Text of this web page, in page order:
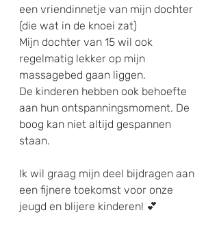
een vriendinnetje van mijn dochter
(die wat in de knoei zat)
Mijn dochter van 15 wil ook
regelmatig lekker op mijn
massagebed gaan liggen.
De kinderen hebben ook behoefte
aan hun ontspanningsmoment. De
boog kan niet altijd gespannen
staan.
Ik wil graag mijn deel bijdragen aan
een fijnere toekomst voor onze
jeugd en blijere kinderen! 💕